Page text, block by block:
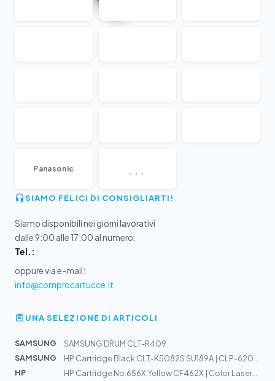
Panasonic
SIAMO FELICI DI CONSIGLIARTI!
Siamo disponibili nei giorni lavorativi
dalle 9:00 alle 17:00 al numero:
Tel.:
oppure via e-mail:
info@comprocartucce.it
UNA SELEZIONE DI ARTICOLI
SAMSUNG
SAMSUNG DRUM CLT-R409
SAMSUNG
HP